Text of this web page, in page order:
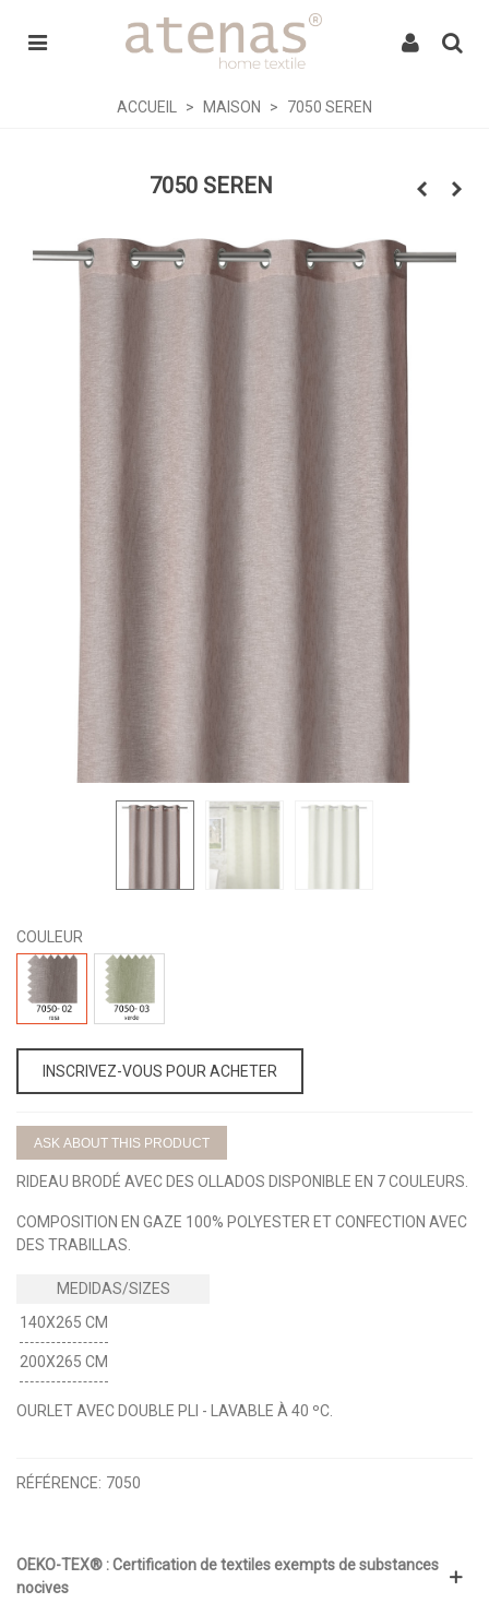
ACCUEIL > MAISON > 7050 SEREN
7050 SEREN
COULEUR
7050-
02
7050-
03
INSCRIVEZ-VOUS POUR ACHETER
ASK ABOUT THIS PRODUCT
RIDEAU BRODÉ AVEC DES OLLADOS DISPONIBLE EN 7 COULEURS.
COMPOSITION EN GAZE 100% POLYESTER ET CONFECTION AVEC
DES TRABILLAS.
140X265 CM
200X265 CM
OURLET AVEC DOUBLE PLI - LAVABLE À 40 ºC.
RÉFÉRENCE: 7050
OEKO-TEX® : Certification de textiles exempts de substances
nocives